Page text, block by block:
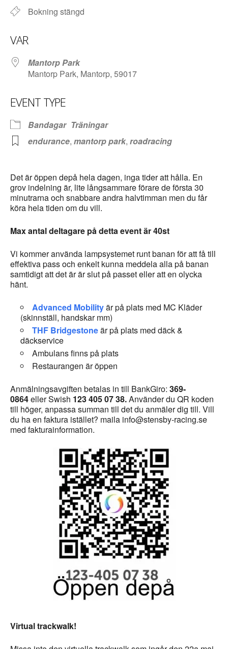
Bokning stängd
VAR
Mantorp Park
Mantorp Park, Mantorp, 59017
EVENT TYPE
Bandagar Träningar
endurance, mantorp park, roadracing
Det är öppen depå hela dagen, inga tider att hålla. En
grov indelning är, lite långsammare förare de första 30
minutrarna och snabbare andra halvtimman men du får
köra hela tiden om du vill.
Max antal deltagare på detta event är 40st
Vi kommer använda lampsystemet runt banan för att få till
effektiva pass och enkelt kunna meddela alla på banan
samtidigt att det är är slut på passet eller att en olycka
hänt.
Advanced Mobilityär på plats med MC Kläder
(skinnställ, handskar mm)
THF Bridgestoneär på plats med däck &
däckservice
Ambulans finns på plats
Restaurangen är öppen
Anmälningsavgiften betalas in till BankGiro: 369-
0864eller Swish 123 405 07 38.Använder du QR koden
till höger, anpassa summan till det du anmäler dig till. Vill
du ha en faktura istället? maila info@stensby-racing.se
med fakturainformation.
Virtualtrackwalk!